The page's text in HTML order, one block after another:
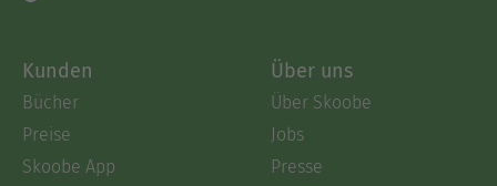
Kunden
Bücher
Preise
Skoobe App
Über uns
Über Skoobe
Jobs
Presse